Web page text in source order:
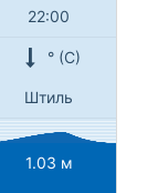
22:00
° (С)
Штиль
1.03 м